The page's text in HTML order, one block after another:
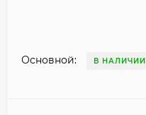
Основной: В НАЛИЧИИ